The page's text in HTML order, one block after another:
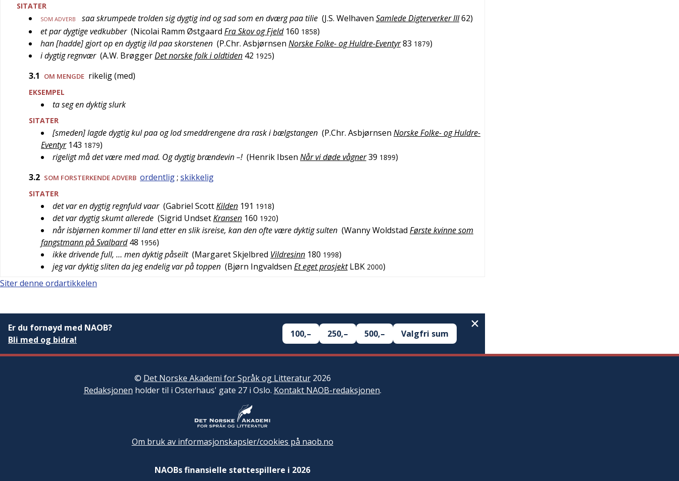
SITATER
SOM ADVERB saa skrumpede trolden sig dygtig ind og sad som en dværg paa tilie (J.S. Welhaven Samlede Digterverker III62)
et par dygtige vedkubber (Nicolai Ramm Østgaard Fra Skov og Fjeld 160 1858)
han [hadde] gjort op en dygtig ild paa skorstenen (P.Chr. Asbjørnsen Norske Folke- og Huldre-Eventyr83 1879)
i dygtig regnvær (A.W. BrøggerDet norske folk i oldtiden 42 1925)
3.1
OM MENGDE rikelig (med)
EKSEMPEL
ta seg en dyktig slurk
SITATER
[smeden] lagde dygtig kul paa og lod smeddrengene dra rask i bælgstangen (P.Chr. Asbjørnsen Norske Folke- og Huldre-
Eventyr 143 1879)
rigeligt må det være med mad. Og dygtig brændevin –! (Henrik Ibsen Når vi døde vågner39 1899)
3.2 SOM FORSTERKENDEADVERB ordentlig; skikkelig
SITATER
det var en dygtig regnfuld vaar (Gabriel ScottKilden 191 1918)
det var dygtig skumt allerede (Sigrid UndsetKransen 160 1920)
når isbjørnen kommer til land etter en slik isreise, kan den ofte være dyktig sulten (Wanny Woldstad Første kvinne som
fangstmann på Svalbard 48 1956)
ikke drivende full, … men dyktig påseilt (Margaret Skjelbred Vildresinn 180 1998)
jeg var dyktig sliten da jeg endelig var på toppen (Bjørn Ingvaldsen Et eget prosjekt LBK 2000)
Siter denne ordartikkelen
Er du fornøyd med NAOB?
Bli med og bidra!
100,– 250,– 500,– Valgfri sum
© Det Norske Akademi for Språk og Litteratur2026
Redaksjonen holder til i Osterhaus' gate 27 i Oslo. Kontakt NAOB-redaksjonen.
Om bruk av informasjonskapsler/cookies på naob.no
NAOBs finansielle støttespillere i 2026